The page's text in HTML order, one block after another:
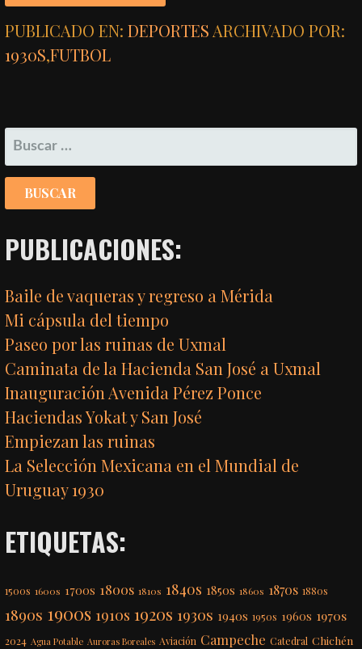
PUBLICADO EN:DEPORTES ARCHIVADO POR:
1930S,FUTBOL
BUSCAR:
PUBLICACIONES:
Baile de vaqueras y regreso a Mérida
Mi cápsula del tiempo
Paseo por las ruinas de Uxmal
Caminata de la Hacienda San José a Uxmal
Inauguración Avenida Pérez Ponce
Haciendas Yokat y San José
Empiezan las ruinas
La Selección Mexicana en el Mundial de
Uruguay 1930
ETIQUETAS:
1500s 1600s 1700s 1800s 1810s 1840s 1850s 1860s 1870s 1880s
1890s 1900s 1910s 1920s 1930s 1940s 1950s 1960s 1970s
2024 Agua Potable Auroras Boreales Aviación Campeche Catedral Chichén